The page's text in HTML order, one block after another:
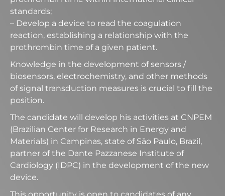
standards;
– Develop a device to read the coagulation
reaction, establishing a relationship with the
prothrombin time of a given patient.
Knowledge in the development of sensors /
biosensors, electrochemistry, and other methods
of signal transduction measures is crucial to fill the
position.
The candidate will develop his activities at CNPEM
(Brazilian Center for Research in Energy and
Materials) in Campinas, state of São Paulo, Brazil,
partner of the Dante Pazzanese Institute of
Cardiology (IDPC) in the development of the new
device.